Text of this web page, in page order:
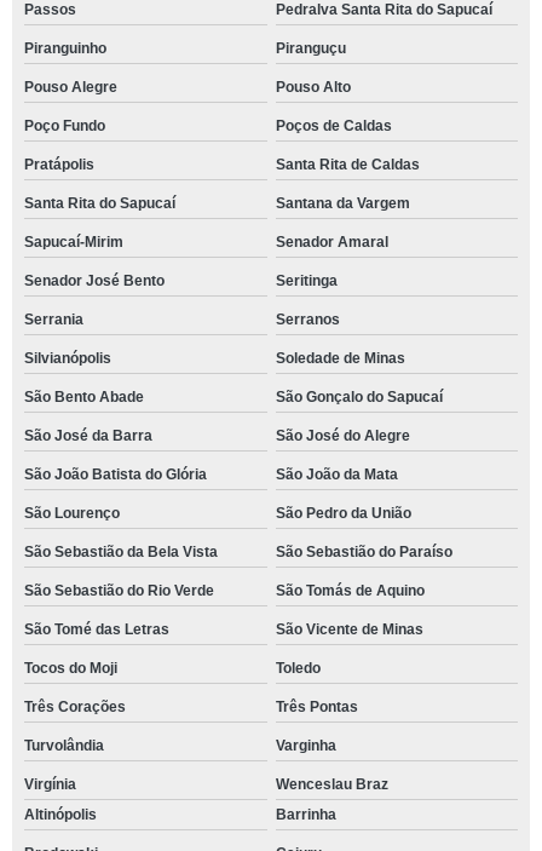
Passos Pedralva Santa Rita do Sapucaí
Piranguinho Piranguçu
Pouso Alegre Pouso Alto
Poço Fundo Poços de Caldas
Pratápolis Santa Rita de Caldas
Santa Rita do Sapucaí Santana da Vargem
Sapucaí-Mirim Senador Amaral
Senador José Bento Seritinga
Serrania Serranos
Silvianópolis Soledade de Minas
São Bento Abade São Gonçalo do Sapucaí
São José da Barra São José do Alegre
São João Batista do Glória São João da Mata
São Lourenço São Pedro da União
São Sebastião da Bela Vista São Sebastião do Paraíso
São Sebastião do Rio Verde São Tomás de Aquino
São Tomé das Letras São Vicente de Minas
Tocos do Moji Toledo
Três Corações Três Pontas
Turvolândia Varginha
Virgínia
Wenceslau Braz
Altinópolis
Barrinha